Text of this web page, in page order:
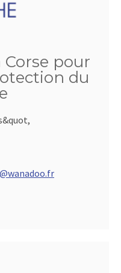
pour
du